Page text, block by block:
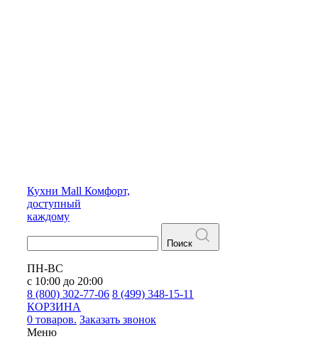
Кухни Mall Комфорт,
доступный
каждому
Поиск
ПН-ВС
с 10:00 до 20:00
8 (800) 302-77-06 8 (499) 348-15-11
КОРЗИНА
0 товаров. Заказать звонок
Меню